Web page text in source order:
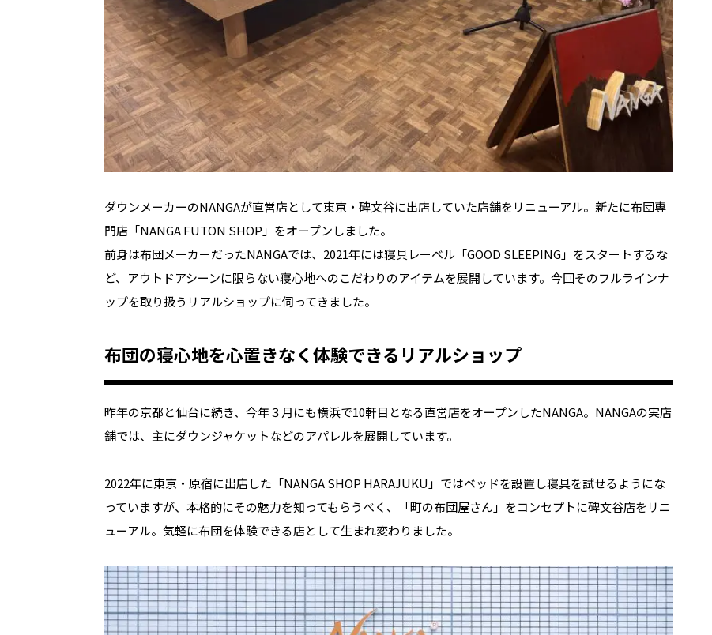
ダウンメーカーのNANGAが直営店として東京・碑文谷に出店していた店舗をリニューアル。新たに布団専
門店「NANGA FUTON SHOP」をオープンしました。
前身は布団メーカーだったNANGAでは、2021年には寝具レーベル「GOOD SLEEPING」をスタートするな
ど、アウトドアシーンに限らない寝心地へのこだわりのアイテムを展開しています。今回そのフルラインナ
ップを取り扱うリアルショップに伺ってきました。
布団の寝心地を心置きなく体験できるリアルショップ
昨年の京都と仙台に続き、今年３月にも横浜で10軒目となる直営店をオープンしたNANGA。NANGAの実店
舗では、主にダウンジャケットなどのアパレルを展開しています。
2022年に東京・原宿に出店した「NANGA SHOP HARAJUKU」ではベッドを設置し寝具を試せるようにな
っていますが、本格的にその魅力を知ってもらうべく、「町の布団屋さん」をコンセプトに碑文谷店をリニ
ューアル。気軽に布団を体験できる店として生まれ変わりました。